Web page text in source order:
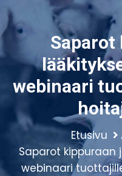
Saparot
webinaari
Etusivu
Saparot
webinaari